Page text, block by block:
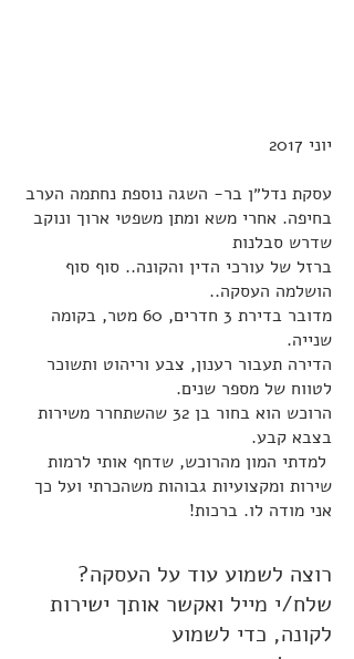
יוני 2017
עסקת נדל״ן בר- השגה נוספת נחתמה הערב
בחיפה. אחרי משא ומתן משפטי ארוך ונוקב
שדרש סבלנות
ברזל של עורכי הדין והקונה.. סוף סוף
הושלמה העסקה..
מדובר בדירת 3 חדרים, 60 מטר, בקומה
שנייה.
הדירה תעבור רענון, צבע וריהוט ותשוכר
לטווח של מספר שנים.
הרוכש הוא בחור בן 32 שהשתחרר משירות
בצבא קבע.
למדתי המון מהרוכש, שדחף אותי לרמות
שירות ומקצועיות גבוהות משהכרתי ועל כך
אני מודה לו. ברכות!
רוצה לשמוע עוד על העסקה?
שלח/י מייל ואקשר אותך ישירות
לקונה, כדי לשמוע